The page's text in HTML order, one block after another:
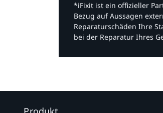
*iFixit ist ein offizieller
Bezug auf Aussagen
Reparaturschäden Ihre
bei der Reparatur Ihres